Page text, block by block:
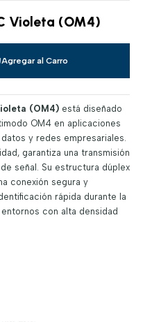
Violeta (OM4)
Agregar al Carro
(OM4)está diseñado
OM4 en aplicaciones
y redes empresariales.
garantiza una transmisión
señal. Su estructura dúplex
conexión segura y
rápida durante la
con alta densidad